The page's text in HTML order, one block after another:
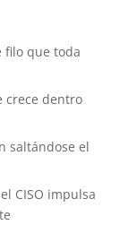
filo que toda
crece dentro
saltándose el
CISO impulsa